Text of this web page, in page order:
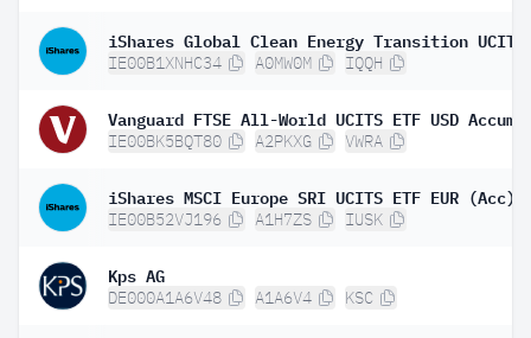
IE00B1XNHC34 A0MW0M IQQH
IE00BK5BQT80 A2PKXG VWRA
iShares MSCI Europe SRI UCITS ETF EUR (Acc)
IE00B52VJ196 A1H7ZS IUSK
Kps AG
DE000A1A6V48 A1A6V4 KSC